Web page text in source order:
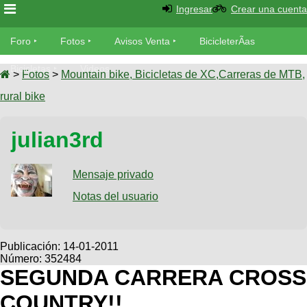
Foro
Foro
TÃ©cnica
Fotos
tu foto
Galeria
XC
Viajes
Descenso
SUBÃ
tu
Buscar
Ultimos
Fotos
BicicleterÃ­
as
Bicicletas
Tandem
Videos
Cicloturismo
Ingresar Crear una cuenta
Foro Fotos Avisos Venta BicicleterÃ­as
Bicicletas Videos
> Fotos > Mountain bike, Bicicletas de XC,Carreras de MTB,
rural bike
julian3rd
Mensaje privado
Notas del usuario
Publicación: 14-01-2011
Número: 352484
SEGUNDA CARRERA CROSS